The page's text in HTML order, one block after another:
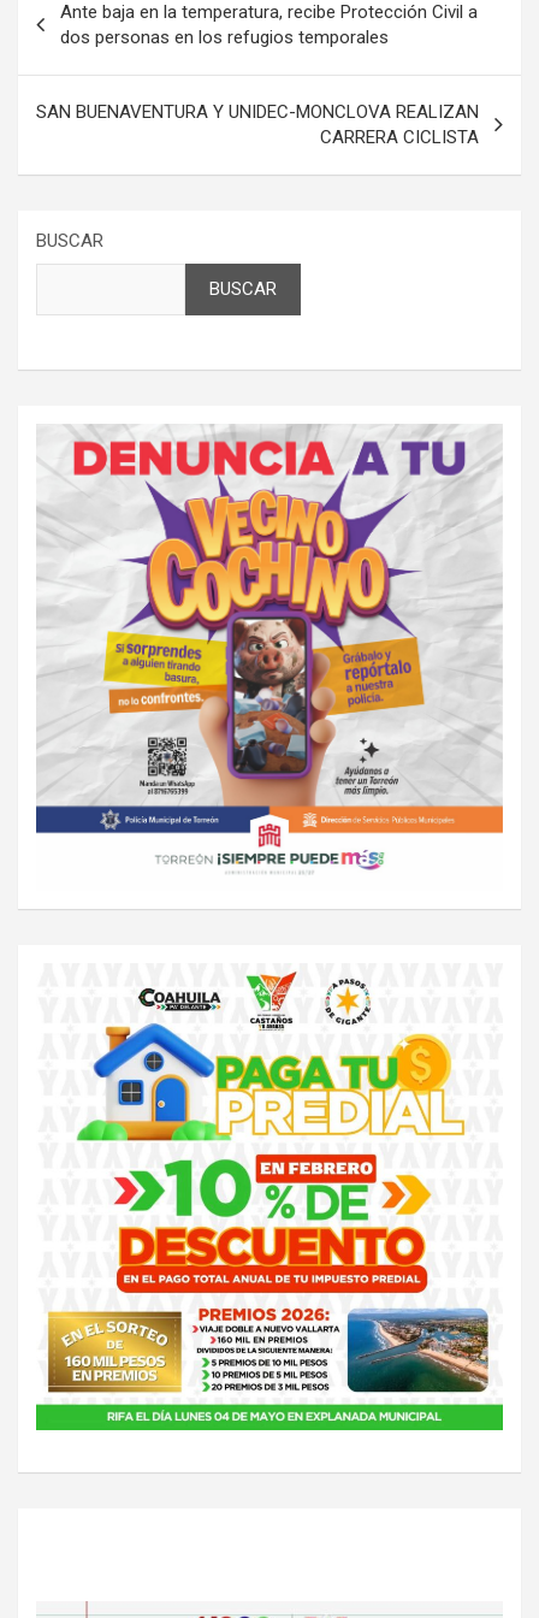
de
entradas
Ante baja en la temperatura, recibe Protección Civil a
dos personas en los refugios temporales
SAN BUENAVENTURA Y UNIDEC-MONCLOVA REALIZAN
CARRERA CICLISTA
BUSCAR
BUSCAR